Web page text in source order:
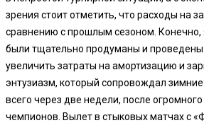
зрения стоит отметить, что расходы на
сравнению с прошлым сезоном. Конечно,
были тщательно продуманы и проведены
увеличить затраты на амортизацию и
энтузиазм, который сопровождал зимние
всего через две недели, после
чемпионов. Вылет в стыковых матчах с